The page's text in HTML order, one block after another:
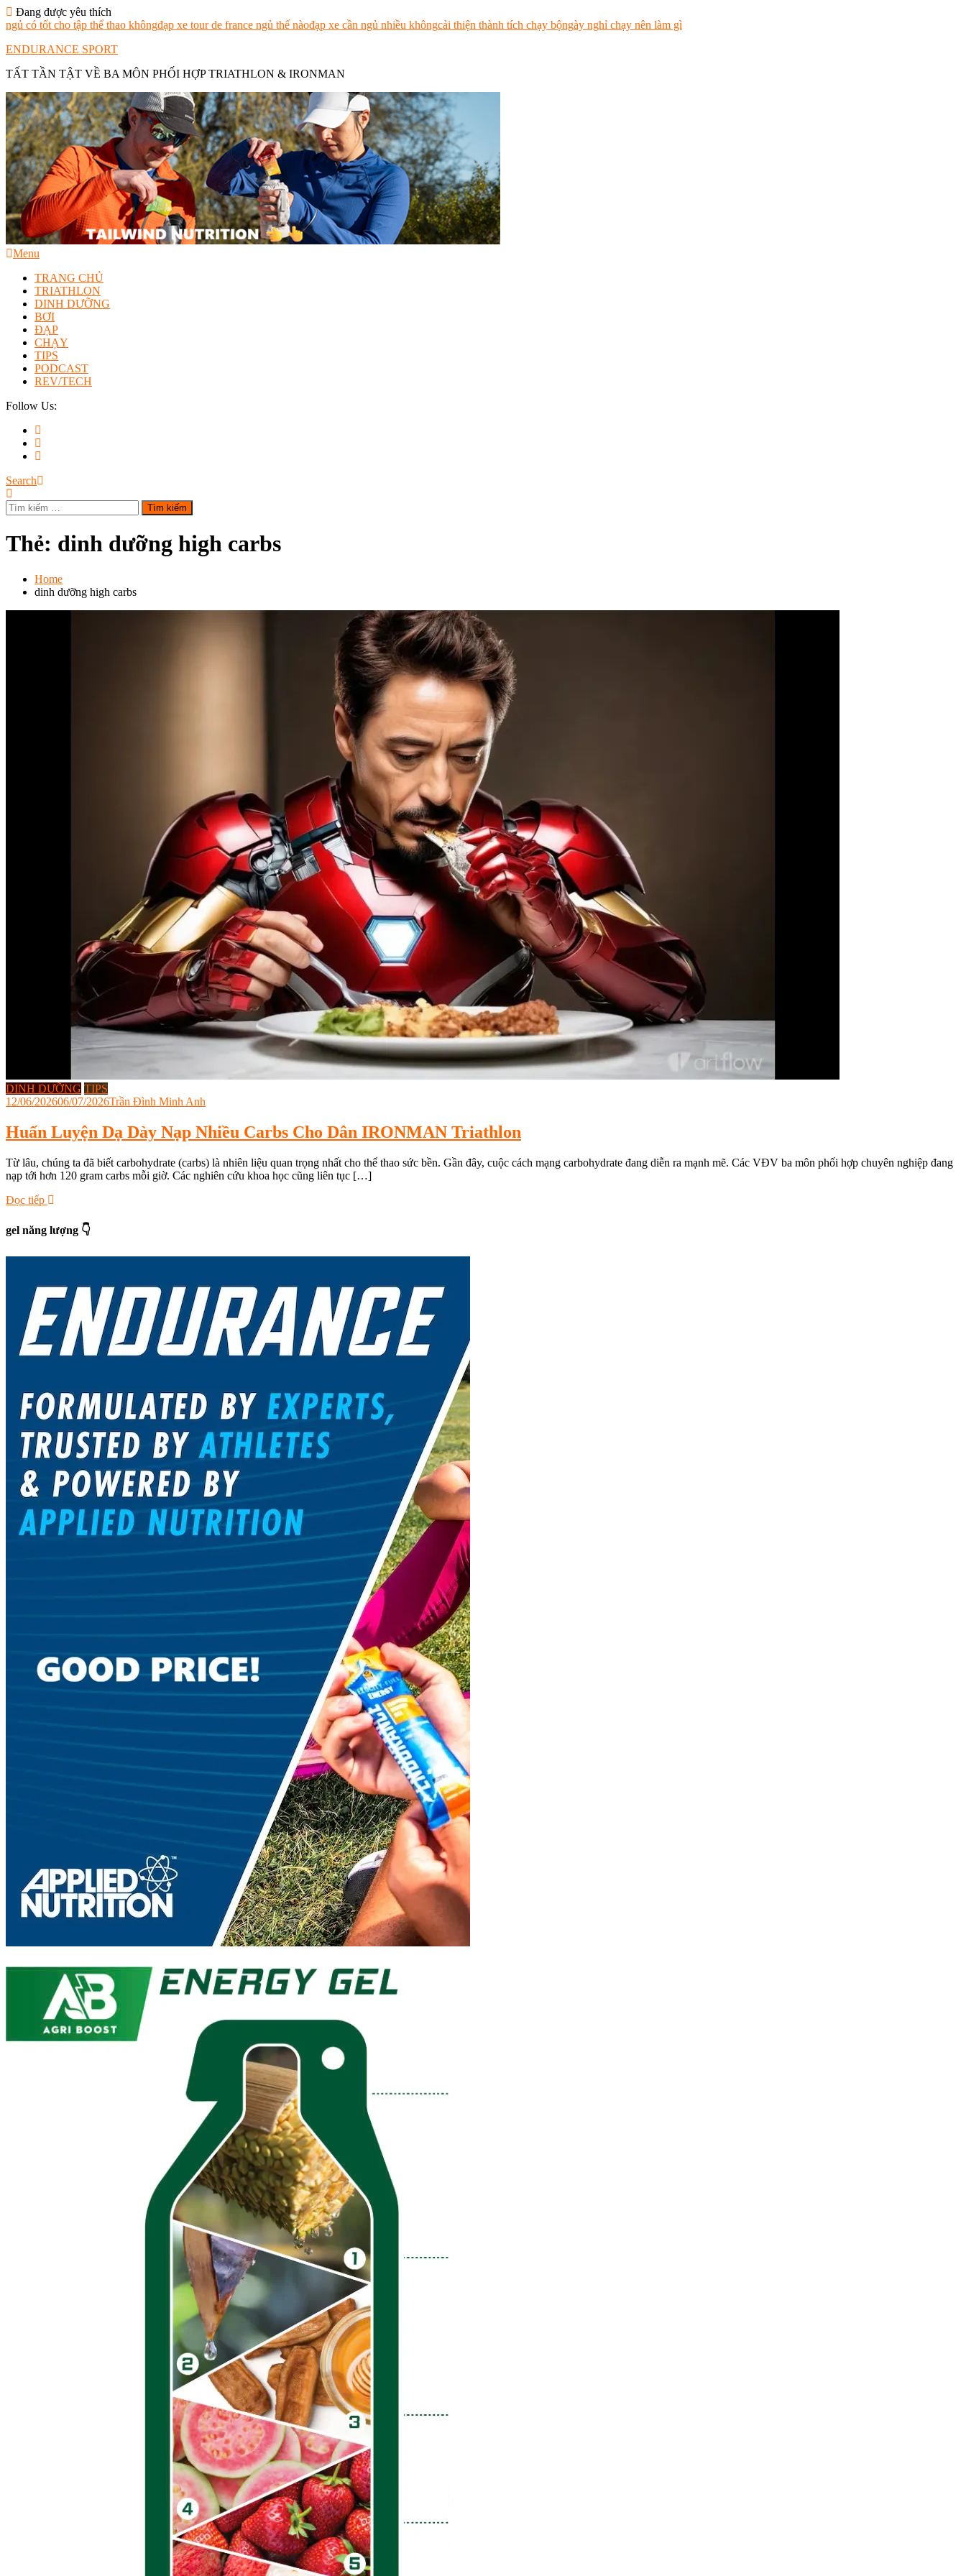
Skip
To
Đang được yêu thích
ngủ có tốt cho tập thể thao khôngđạp xe tour de france ngủ thế nàođạp xe cần ngủ nhiều khôngcải thiện thành tích chạy bộngày nghỉ chạy nên làm gì
ENDURANCE SPORT
TẤT TẦN TẬT VỀ BA MÔN PHỐI HỢP TRIATHLON & IRONMAN
Menu
TRANG CHỦ
TRIATHLON
DINH DƯỠNG
BƠI
ĐẠP
CHẠY
TIPS
PODCAST
REV/TECH
Follow Us:
Search
Tìm
kiếm
Thẻ: dinh dưỡng high carbs
Home
dinh dưỡng high carbs
DINH DƯỠNG TIPS
12/06/202606/07/2026Trần Đình Minh Anh
Huấn Luyện Dạ Dày Nạp Nhiều Carbs Cho Dân IRONMAN Triathlon
Từ lâu, chúng ta đã biết carbohydrate (carbs) là nhiên liệu quan trọng nhất cho thể thao sức bền. Gần đây, cuộc cách mạng carbohydrate đang diễn ra mạnh mẽ. Các VĐV ba môn phối hợp chuyên nghiệp đang
nạp tới hơn 120 gram carbs mỗi giờ. Các nghiên cứu khoa học cũng liên tục […]
Tagged
dưỡng
hằng
,
dưỡng
ironman
Đọc tiếp
gel năng lượng 👇